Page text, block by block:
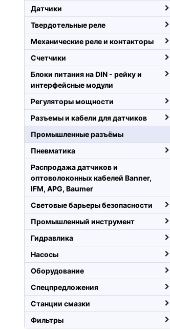
Датчики
Твердотельные реле
Механические реле и контакторы
Счетчики
Блоки питания на DIN - рейку и
интерфейсные модули
Регуляторы мощности
Разъемы и кабели для датчиков
Промышленные разъёмы
Пневматика
Распродажа датчиков и
оптоволоконных кабелей Banner,
IFM, APG, Baumer
Световые барьеры безопасности
Промышленный инструмент
Гидравлика
Насосы
Оборудование
Спецпредложения
Станции смазки
Фильтры